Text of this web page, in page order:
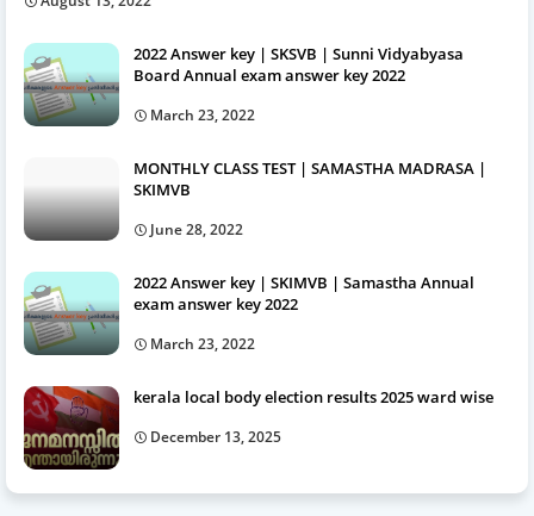
2022 Answer key | SKSVB | Sunni Vidyabyasa
Board Annual exam answer key 2022
March 23, 2022
MONTHLY CLASS TEST | SAMASTHA MADRASA |
SKIMVB
June 28, 2022
2022 Answer key | SKIMVB | Samastha Annual
exam answer key 2022
March 23, 2022
kerala local body election results 2025 ward wise
December 13, 2025